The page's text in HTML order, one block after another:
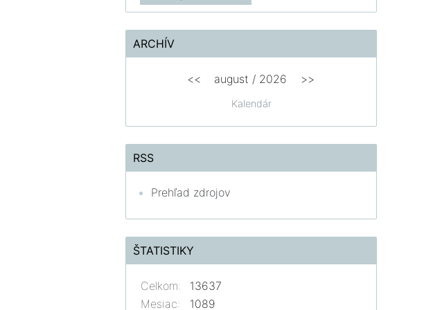
ARCHÍV
Kalendár
<< august / 2026 >>
RSS
Prehľad zdrojov
ŠTATISTIKY
Celkom:
13637
Mesiac:
1089